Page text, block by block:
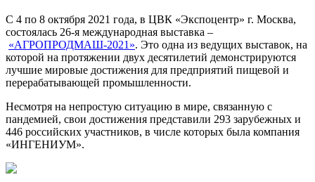
C 4 по 8 октября 2021 года, в ЦВК «Экспоцентр» г. Москва,
состоялась 26-я международная выставка –
«АГРОПРОДМАШ-2021». Это одна из ведущих выставок, на
которой на протяжении двух десятилетий демонстрируются
лучшие мировые достижения для предприятий пищевой и
перерабатывающей промышленности.
Несмотря на непростую ситуацию в мире, связанную с
пандемией, свои достижения представили 293 зарубежных и
446 российских участников, в числе которых была компания
«ИНГЕНИУМ».